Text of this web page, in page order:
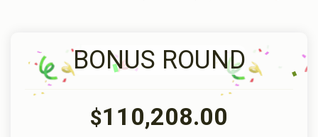
BONUS ROUND
$110,208.00